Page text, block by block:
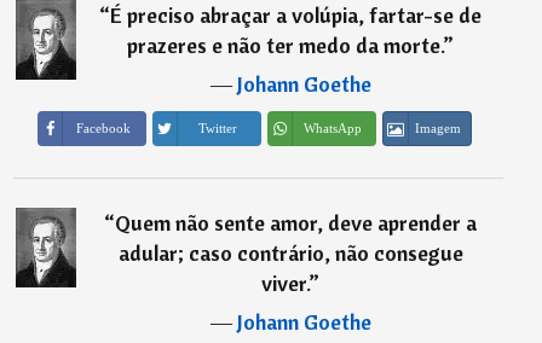
“É preciso abraçar a volúpia, fartar-se de
prazeres e não ter medo da morte.”
―Johann Goethe
Facebook Twitter WhatsApp Imagem
“Quem não sente amor, deve aprender a
adular; caso contrário, não consegue
viver.”
―Johann Goethe